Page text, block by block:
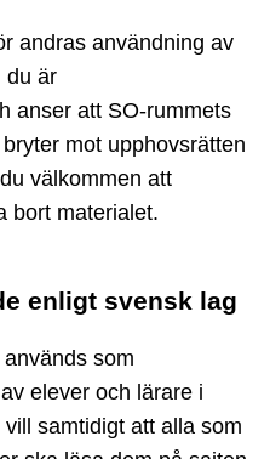
andras användning av
du är
anser att SO-rummets
mot upphovsrätten
välkommen att
bort materialet.
enligt svensk lag
som
elever och lärare i
samtidigt att alla som